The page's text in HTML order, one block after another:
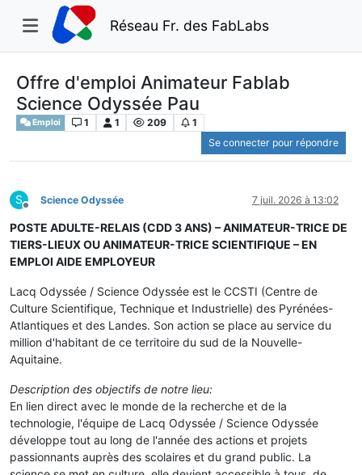
Réseau Fr. des FabLabs
Offre d'emploi Animateur Fablab
Science Odyssée Pau
Emploi 1 1 209
1
Se connecter pour répondre
S
Hors-ligne
Science Odyssée 7 juil. 2026 à 13:02
POSTE ADULTE-RELAIS (CDD 3 ANS) – ANIMATEUR-TRICE DE
TIERS-LIEUX OU ANIMATEUR-TRICE SCIENTIFIQUE – EN
EMPLOI AIDE EMPLOYEUR
Lacq Odyssée / Science Odyssée est le CCSTI (Centre de
Culture Scientifique, Technique et Industrielle) des Pyrénées-
Atlantiques et des Landes. Son action se place au service du
million d'habitant de ce territoire du sud de la Nouvelle-
Aquitaine.
Description des objectifs de notre lieu:
En lien direct avec le monde de la recherche et de la
technologie, l'équipe de Lacq Odyssée / Science Odyssée
développe tout au long de l'année des actions et projets
passionnants auprès des scolaires et du grand public. La